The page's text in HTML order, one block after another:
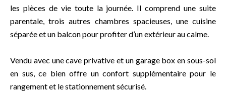
les pièces de vie toute la journée. Il comprend une suite
parentale, trois autres chambres spacieuses, une cuisine
séparée et un balcon pour profiter d’un extérieur au calme.
Vendu avec une cave privative et un garage box en sous-sol
en sus, ce bien offre un confort supplémentaire pour le
rangement et le stationnement sécurisé.